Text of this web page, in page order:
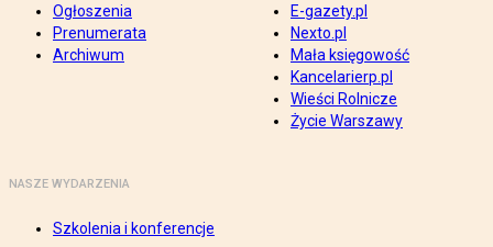
Ogłoszenia
Prenumerata
Archiwum
E-gazety.pl
Nexto.pl
Mała księgowość
Kancelarierp.pl
Wieści Rolnicze
Życie Warszawy
NASZE WYDARZENIA
Szkolenia i konferencje